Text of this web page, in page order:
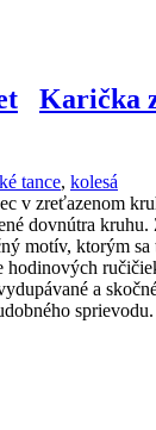
Karička
tance, kolesá
v zreťazenom
dovnútra kruhu.
motív, ktorým sa
hodinových
a
sprievodu.